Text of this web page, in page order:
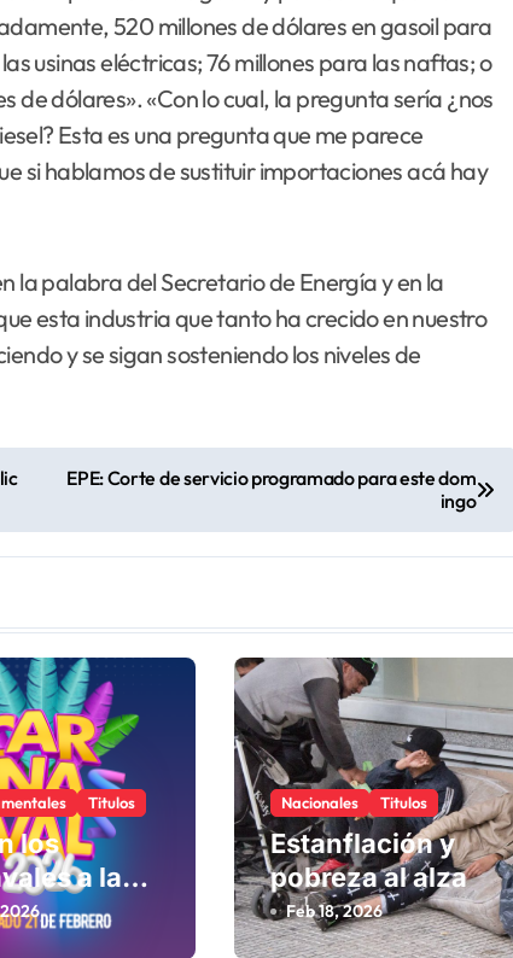
520 millones de dólares en gasoil para
usinas eléctricas; 76 millones para las naftas; o
dólares». «Con lo cual, la pregunta sería ¿nos
Esta es una pregunta que me parece
si hablamos de sustituir importaciones acá hay
la palabra del Secretario de Energía y en la
esta industria que tanto ha crecido en nuestro
y se sigan sosteniendo los niveles de
EPE: Corte de servicio programado para este dom
ingo
Titulos
los
a la
Nacionales Titulos
Estanflación y
pobreza al alza
Feb 18, 2026